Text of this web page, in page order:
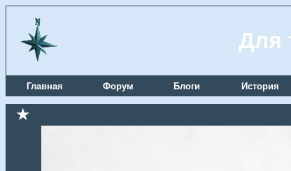
Для
Главная Форум Блоги История
★